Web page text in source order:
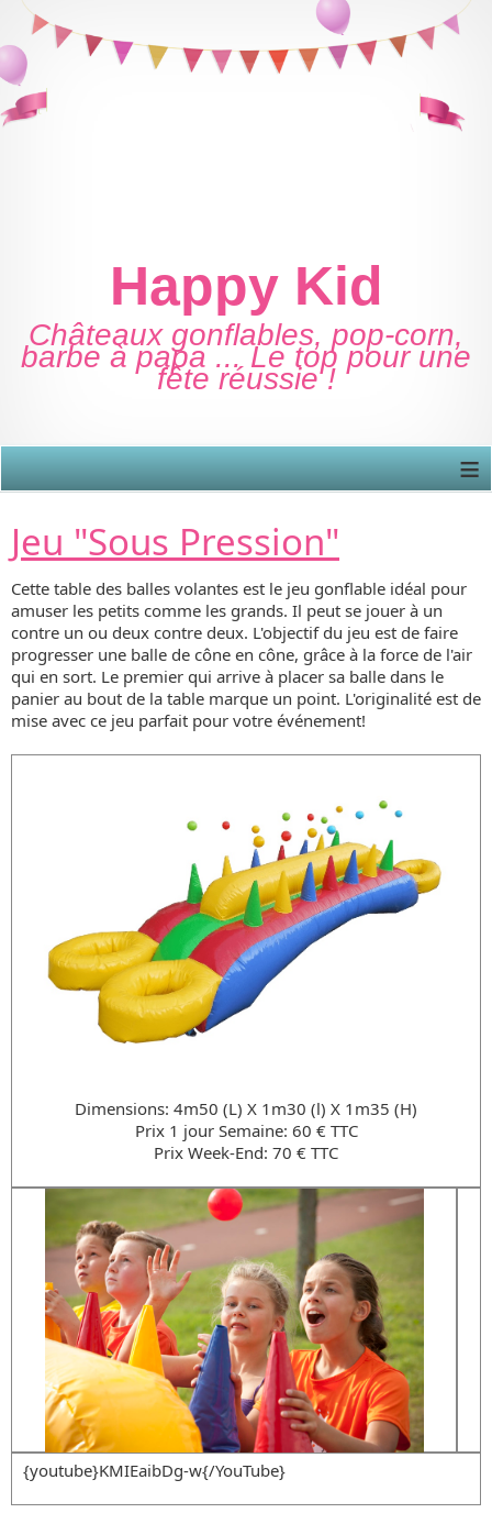
Happy Kid
Châteaux gonflables, pop-corn,
barbe à papa ... Le top pour une
fête réussie !
≡
Jeu "Sous Pression"
Cette table des balles volantes est le jeu gonflable idéal pour
amuser les petits comme les grands. Il peut se jouer à un
contre un ou deux contre deux. L'objectif du jeu est de faire
progresser une balle de cône en cône, grâce à la force de l'air
qui en sort. Le premier qui arrive à placer sa balle dans le
panier au bout de la table marque un point. L'originalité est de
mise avec ce jeu parfait pour votre événement!
Dimensions: 4m50 (L) X 1m30 (l) X 1m35 (H)
Prix 1 jour Semaine: 60 € TTC
Prix Week-End: 70 € TTC
{youtube}KMIEaibDg-w{/YouTube}